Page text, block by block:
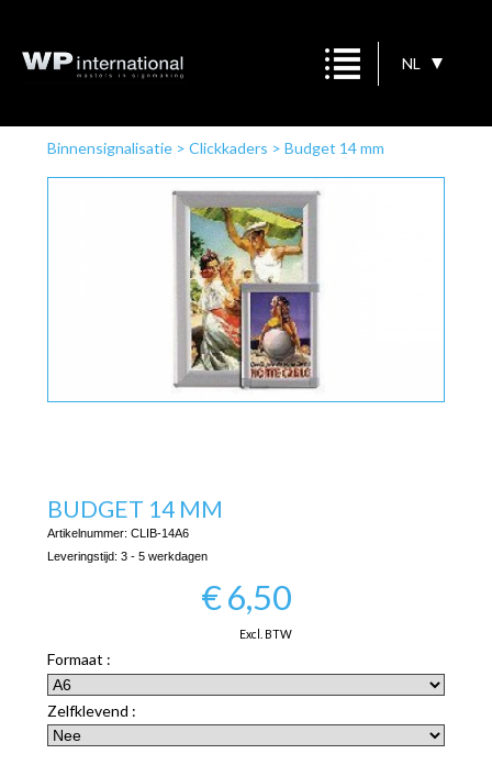
NL
Binnensignalisatie> Clickkaders > Budget 14 mm
BUDGET 14 MM
Artikelnummer: CLIB-14A6
Leveringstijd: 3 - 5 werkdagen
€6,50
Excl. BTW
Formaat :
Zelfklevend :